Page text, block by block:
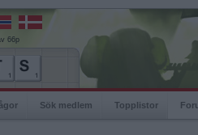
66p
Sök medlem Topplistor